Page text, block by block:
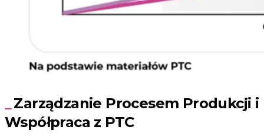
Zarządzanie Procesem Produkcji i
Współpraca z PTC